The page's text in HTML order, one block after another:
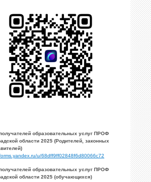
образовательных услуг ПРОФ
области 2025 (Родителей, законных
u/68dff9ff02848f6d80066c72
образовательных услуг ПРОФ
области 2025 (обучающихся)